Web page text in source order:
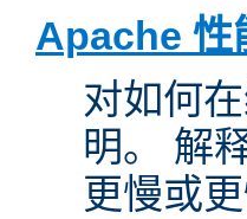
Apache 性
对如何
明。 解
更慢或更